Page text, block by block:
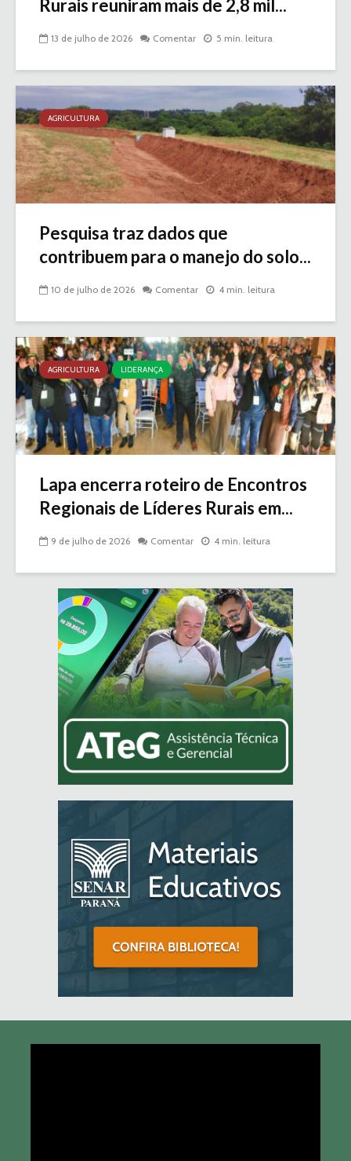
Rurais reuniram mais de 2,8 mil...
13 de julho de 2026 Comentar 5 min. leitura
AGRICULTURA
Pesquisa traz dados que
contribuem para o manejo do solo...
10 de julho de 2026 Comentar 4 min. leitura
AGRICULTURA LIDERANÇA
Lapa encerra roteiro de Encontros
Regionais de Líderes Rurais em...
9 de julho de 2026 Comentar 4 min. leitura